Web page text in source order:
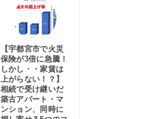
【宇都宮市で火災
保険が3倍に急騰！
しかし・・家賃は
上がらない！？】
相続で受け継いだ
築古アパート・マ
ンション、同時に